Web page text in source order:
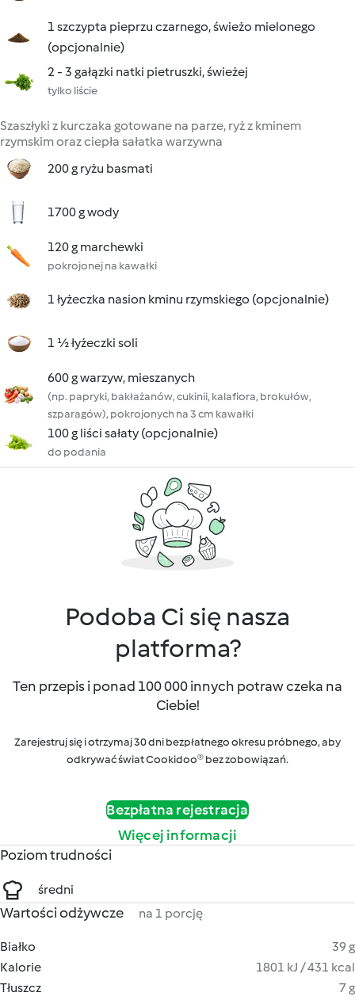
1 szczypta pieprzu czarnego, świeżo mielonego
(opcjonalnie)
2 - 3 gałązki natki pietruszki, świeżej
tylko liście
Szaszłyki z kurczaka gotowane na parze, ryż z kminem
rzymskim oraz ciepła sałatka warzywna
200 g ryżu basmati
1700 g wody
120 g marchewki
pokrojonej na kawałki
1 łyżeczka nasion kminu rzymskiego (opcjonalnie)
1 ½ łyżeczki soli
600 g warzyw, mieszanych
(np. papryki, bakłażanów, cukinii, kalafiora, brokułów,
szparagów), pokrojonych na 3 cm kawałki
100 g liści sałaty (opcjonalnie)
do podania
Podoba Ci się nasza
platforma?
Ten przepis i ponad 100 000 innych potraw czeka na
Ciebie!
Zarejestruj się i otrzymaj 30 dni bezpłatnego okresu próbnego, aby
odkrywać świat Cookidoo® bez zobowiązań.
Bezpłatna rejestracja
Więcej informacji
Poziom trudności
średni
Wartości odżywcze na 1 porcję
Białko
39 g
Kalorie
1801 kJ / 431 kcal
Tłuszcz
7 g